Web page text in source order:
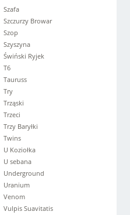
Szafa
Szczurzy Browar
Szop
Szyszyna
Świński Ryjek
T6
Tauruss
Try
Trząski
Trzeci
Trzy Baryłki
Twins
U Koziołka
U sebana
Underground
Uranium
Venom
Vulpis Suavitatis